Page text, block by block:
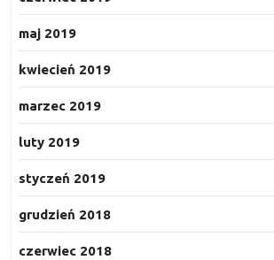
maj 2019
kwiecień 2019
marzec 2019
luty 2019
styczeń 2019
grudzień 2018
czerwiec 2018